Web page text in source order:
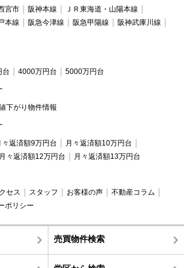
宮市 阪神本線
ＪＲ東海道・山陽本線
本線 阪急今津線 阪急甲陽線
阪神武庫川線
台 4000万円台 5000万円台
下がり物件情報
々返済額9万円台
月々返済額10万円台
月々返済額12万円台 月々返済額13万円台
セス スタッフ お客様の声
不動産コラム
ポリシー
売買物件検索